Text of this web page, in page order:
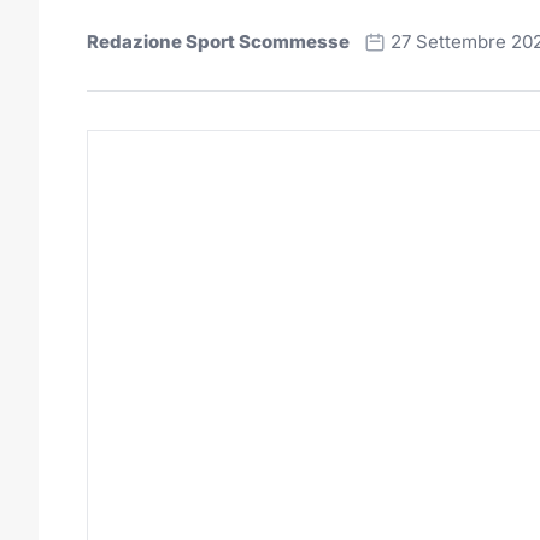
Redazione Sport Scommesse 27 Settembre